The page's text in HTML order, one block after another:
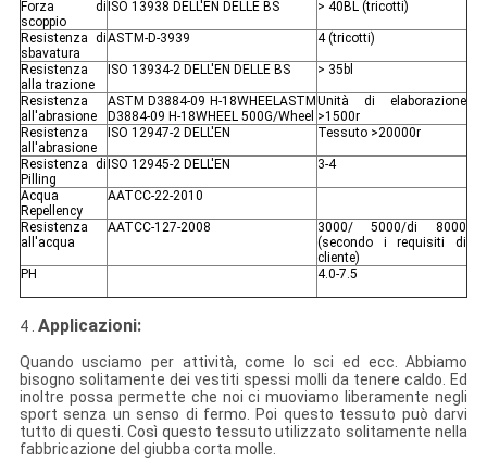
Forza di
scoppio
ISO 13938 DELL'EN DELLE BS > 40BL (tricotti)
Resistenza di
sbavatura
ASTM-D-3939 4 (tricotti)
Resistenza
alla trazione
ISO 13934-2 DELL'EN DELLE BS > 35bl
Resistenza
all'abrasione
ASTM D3884-09 H-18WHEELASTM
D3884-09 H-18WHEEL 500G/Wheel
Unità di elaborazione
>1500r
Resistenza
all'abrasione
ISO 12947-2 DELL'EN Tessuto >20000r
Resistenza di
Pilling
ISO 12945-2 DELL'EN 3-4
Acqua
Repellency
AATCC-22-2010
Resistenza
all'acqua
AATCC-127-2008
3000/ 5000/di 8000
(secondo i requisiti di
cliente)
PH
4.0-7.5
4 . Applicazioni:
Quando usciamo per attività, come lo sci ed ecc. Abbiamo
bisogno solitamente dei vestiti spessi molli da tenere caldo. Ed
inoltre possa permette che noi ci muoviamo liberamente negli
sport senza un senso di fermo. Poi questo tessuto può darvi
tutto di questi. Così questo tessuto utilizzato solitamente nella
fabbricazione del giubba corta molle.